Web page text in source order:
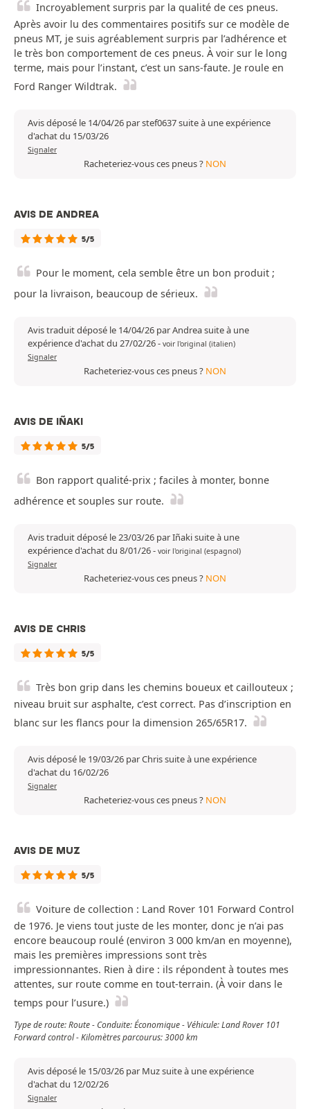
Incroyablement surpris par la qualité de ces pneus.
Après avoir lu des commentaires positifs sur ce modèle de
pneus MT, je suis agréablement surpris par l’adhérence et
le très bon comportement de ces pneus. À voir sur le long
terme, mais pour l’instant, c’est un sans-faute. Je roule en
Ford Ranger Wildtrak.
Avis déposé le 14/04/26 par stef0637 suite à une expérience
d'achat du 15/03/26
Signaler
Racheteriez-vous ces pneus ? NON
AVIS DE ANDREA
5/5
Pour le moment, cela semble être un bon produit ;
pour la livraison, beaucoup de sérieux.
Avis traduit déposé le 14/04/26 par Andrea suite à une
expérience d'achat du 27/02/26- voir l'original (italien)
Signaler
Racheteriez-vous ces pneus ? NON
AVIS DE IÑAKI
5/5
Bon rapport qualité-prix ; faciles à monter, bonne
adhérence et souples sur route.
Avis traduit déposé le 23/03/26 par Iñaki suite à une
expérience d'achat du 8/01/26- voir l'original (espagnol)
Signaler
Racheteriez-vous ces pneus ? NON
AVIS DE CHRIS
5/5
Très bon grip dans les chemins boueux et caillouteux ;
niveau bruit sur asphalte, c’est correct. Pas d’inscription en
blanc sur les flancs pour la dimension 265/65R17.
Avis déposé le 19/03/26 par Chris suite à une expérience
d'achat du 16/02/26
Signaler
Racheteriez-vous ces pneus ? NON
AVIS DE MUZ
5/5
Voiture de collection : Land Rover 101 Forward Control
de 1976. Je viens tout juste de les monter, donc je n’ai pas
encore beaucoup roulé (environ 3 000 km/an en moyenne),
mais les premières impressions sont très
impressionnantes. Rien à dire : ils répondent à toutes mes
attentes, sur route comme en tout-terrain. (À voir dans le
temps pour l’usure.)
Type de route: Route - Conduite: Économique - Véhicule: Land Rover 101
Forward control - Kilomètres parcourus: 3000 km
Avis déposé le 15/03/26 par Muz suite à une expérience
d'achat du 12/02/26
Signaler